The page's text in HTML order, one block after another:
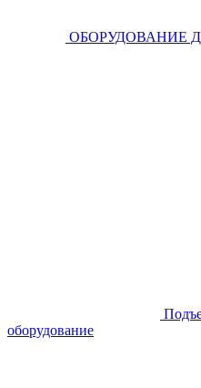
ОБОРУДОВАНИЕ
оборудование